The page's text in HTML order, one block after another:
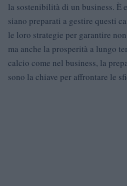
la sostenibilità di un business. È
siano preparati a gestire questi
le loro strategie per garantire
ma anche la prosperità a lungo
calcio come nel business, la
sono la chiave per affrontare le